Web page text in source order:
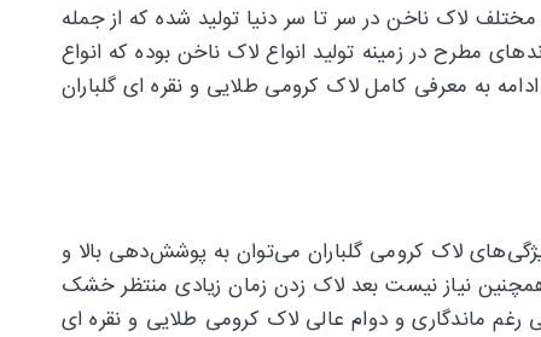
لاک ناخن در سر تا سر دنیا تولید شده که از جمله
مطرح در زمینه تولید انواع لاک ناخن بوده که انواع
به معرفی کامل لاک کرومی طلایی و نقره ای گلباران
مهم‌ترین ویژگی‌های لاک کرومی گلباران می‌توان به پوشش‌دهی بالا و
نیاز نیست بعد لاک زدن زمان زیادی منتظر خشک
ماندگاری و دوام عالی لاک کرومی طلایی و نقره ای